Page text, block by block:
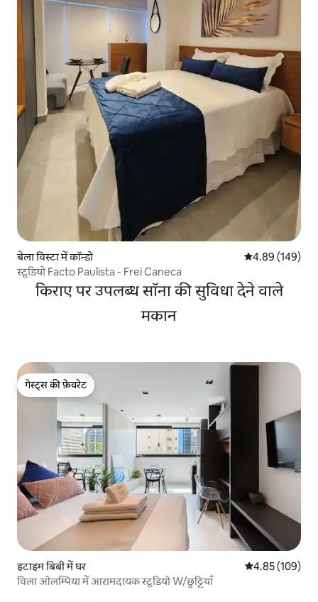
बेला विस्टा में कॉन्डो औसत रेटिंग 5 में से
4.89 (149)
स्टूडियो Facto Paulista - Frei Caneca
किराए पर उपलब्ध सॉना की सुविधा देने वाले
मकान
गेस्ट्स की फ़ेवरेट
गेस्ट्स की फ़ेवरेट
इटाइम बिबी में घर औसत रेटिंग 5 में से
4.85 (109)
विला ओलम्पिया में आरामदायक स्टूडियो W/छुट्टियाँ